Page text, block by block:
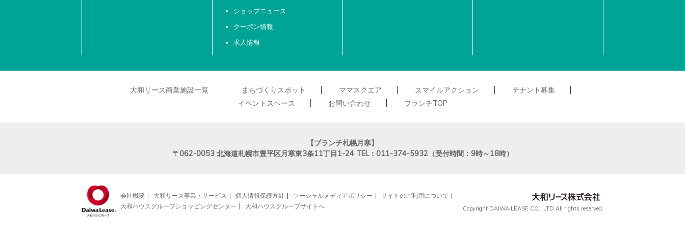
ショップニュース
クーポン情報
求人情報
大和リース商業施設一覧 まちづくりスポット ママスクエア スマイルアクション
テナント募集
イベントスペース
お問い合わせ ブランチTOP
【ブランチ札幌月寒】
〒062-0053 北海道札幌市豊平区月寒東3条11丁目1-24 TEL：011-374-5932（受付時間：9時～18時）
会社概要 大和リース事業・サービス 個人情報保護方針 ソーシャルメディアポリシー
サイトのご利用について
大和ハウスグループショッピングセンター
大和ハウスグループサイトへ Copyright DAIWA LEASE CO., LTD All rights reserved.